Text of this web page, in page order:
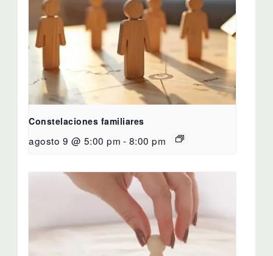
Constelaciones familiares
agosto 9 @ 5:00 pm - 8:00 pm